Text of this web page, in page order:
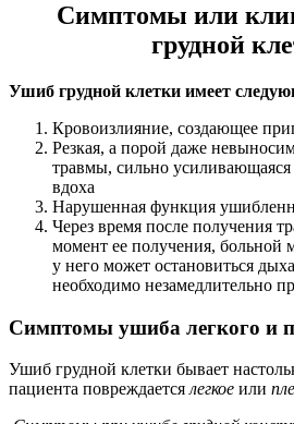
Симптомы или
грудной
Ушиб грудной клетки имеет
Кровоизлияние, создающее
Резкая, а порой даже
травмы, сильно
вдоха
Нарушенная функция
Через время после получения
момент ее получения, больной
у него может остановиться
необходимо незамедлительно
Симптомы ушиба легкого и
Ушиб грудной клетки бывает
пациента повреждается легкое или